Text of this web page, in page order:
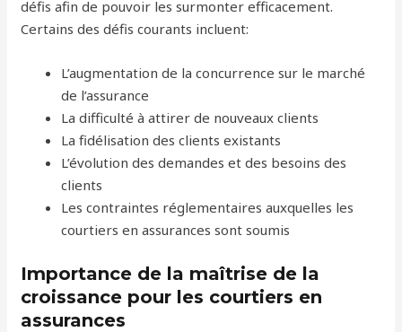
défis afin de pouvoir les surmonter efficacement.
Certains des défis courants incluent:
L’augmentation de la concurrence sur le marché
de l’assurance
La difficulté à attirer de nouveaux clients
La fidélisation des clients existants
L’évolution des demandes et des besoins des
clients
Les contraintes réglementaires auxquelles les
courtiers en assurances sont soumis
Importance de la maîtrise de la
croissance pour les courtiers en
assurances